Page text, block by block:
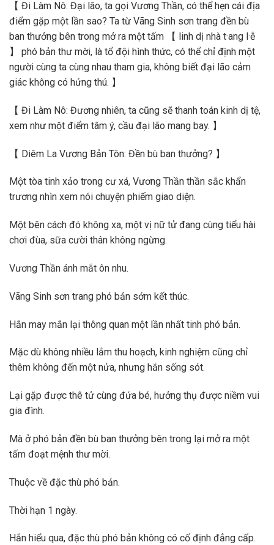
【 Đi Làm Nô: Đại lão, ta gọi Vương Thần, có thể hẹn cái địa
điểm gặp một lần sao? Ta từ Vãng Sinh sơn trang đền bù
ban thưởng bên trong mở ra một tấm 【 linh dị nhà t·ang l·ễ
】 phó bản thư mời, là tổ đội hình thức, có thể chỉ định một
người cùng ta cùng nhau tham gia, không biết đại lão cảm
giác không có hứng thú. 】
【 Đi Làm Nô: Đương nhiên, ta cũng sẽ thanh toán kinh dị tệ,
xem như một điểm tâm ý, cầu đại lão mang bay. 】
【 Diêm La Vương Bản Tôn: Đền bù ban thưởng? 】
Một tòa tinh xảo trong cư xá, Vương Thần thần sắc khẩn
trương nhìn xem nói chuyện phiếm giao diện.
Một bên cách đó không xa, một vị nữ tử đang cùng tiểu hài
chơi đùa, sữa cười thân không ngừng.
Vương Thần ánh mắt ôn nhu.
Vãng Sinh sơn trang phó bản sớm kết thúc.
Hắn may mắn lại thông quan một lần nhất tinh phó bản.
Mặc dù không nhiều lắm thu hoạch, kinh nghiệm cũng chỉ
thêm không đến một nửa, nhưng hắn sống sót.
Lại gặp được thê tử cùng đứa bé, hưởng thụ được niềm vui
gia đình.
Mà ở phó bản đền bù ban thưởng bên trong lại mở ra một
tấm đoạt mệnh thư mời.
Thuộc về đặc thù phó bản.
Thời hạn 1 ngày.
Hắn hiểu qua, đặc thù phó bản không có cố định đẳng cấp.